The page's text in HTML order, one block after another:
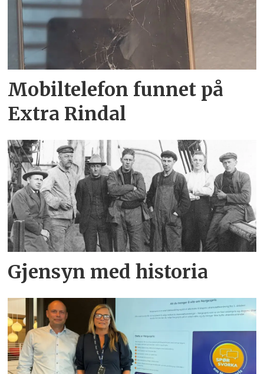
Mobiltelefon funnet på
Extra Rindal
Gjensyn med historia